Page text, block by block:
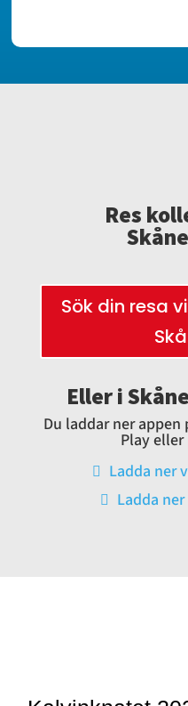
Res
Sök din resa
Eller i
Du laddar ner
Play eller
 Ladda ner
 Ladda